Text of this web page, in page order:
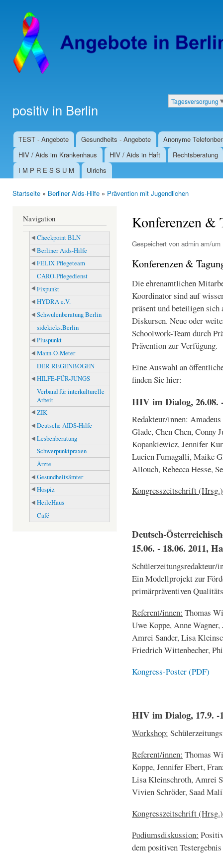
positiv in Berlin Kategorien
Tagesversorgung
Hauptmenü
TEST - Angebote Gesundheits - Angebote
Anonyme
HIV / Aids im Krankenhaus
HIV / Aids in Haft
Rechtsberatung
I M P R E S S U M
Ulrichs
Startseite » Berliner Aids-Hilfe » Prävention mit Jugendlichen
Navigation
Checkpoint BLN
Berliner Aids-Hilfe
FELIX Pflegeteam
CARO-Pflegedienst
Fixpunkt
HYDRA e.V.
Schwulenberatung Berlin
sidekicks.Berlin
Pluspunkt
Mann-O-Meter
DER REGENBOGEN
HILFE-FÜR-JUNGS
Verband für interkulturelle
Arbeit
ZIK
Deutsche AIDS-Hilfe
Lesbenberatung
Schwerpunktpraxen
Ärzte
Gesundheitsämter
Hospiz
HeileHaus
Café
Konferenzen &
Gespeichert von admin am/um
Konferenzen &
Die ehrenamtlichen
Koordinator sind auf
präsent und beteiligen
Diskursen. Neue oder
Schoolwork-Team durch
Prävention zur Verfügung.
Eine Auswahl an
finden Sie hier:
HIV im Dialog, 26.08.
Redakteur/innen:
Glade, Chen Chen, Conny
Kopankiewicz, Jennifer
Lucien Fumagalli, Maike
Allouch, Rebecca Hesse,
Kongresszeitschrift
Deutsch-
15.06. - 18.06. 2011,
Schülerzeitungsredakteur/
Ein Modellprojekt zur
primärpräventiven
Referent/innen: Thomas
Uwe Koppe, Anne
Amrei Sander, Lisa
Friedrich Wittenbecher,
Kongress-Poster (PDF)
HIV im Dialog, 17.9. -
Workshop:
Referent/innen: Thomas
Koppe, Jennifer Ebert,
Lisa Kleinschroth, Amrei
Vivien Schröder, Saad
Kongresszeitschrift
Podiumsdiskussion:
dem positiven Testergebnis